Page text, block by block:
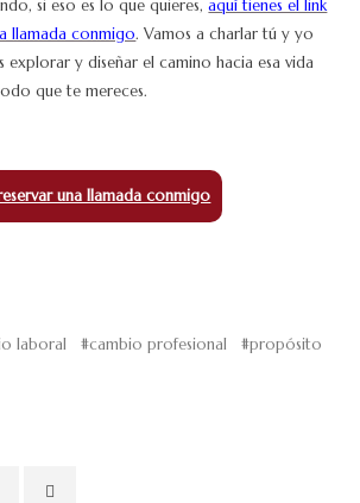
si eso es lo que quieres,aquí tienes el link
llamada conmigo. Vamos a charlar tú y yo
explorar y diseñar el camino hacia esa vida
que te mereces.
una llamada conmigo
laboral cambio profesional
propósito